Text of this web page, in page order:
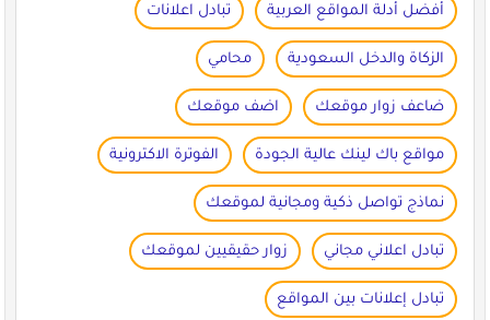
أفضل أدلة المواقع العربية تبادل اعلانات
الزكاة والدخل السعودية محامي
ضاعف زوار موقعك اضف موقعك
مواقع باك لينك عالية الجودة الفوترة الاكترونية
نماذج تواصل ذكية ومجانية لموقعك
تبادل اعلاني مجاني زوار حقيقيين لموقعك
تبادل إعلانات بين المواقع